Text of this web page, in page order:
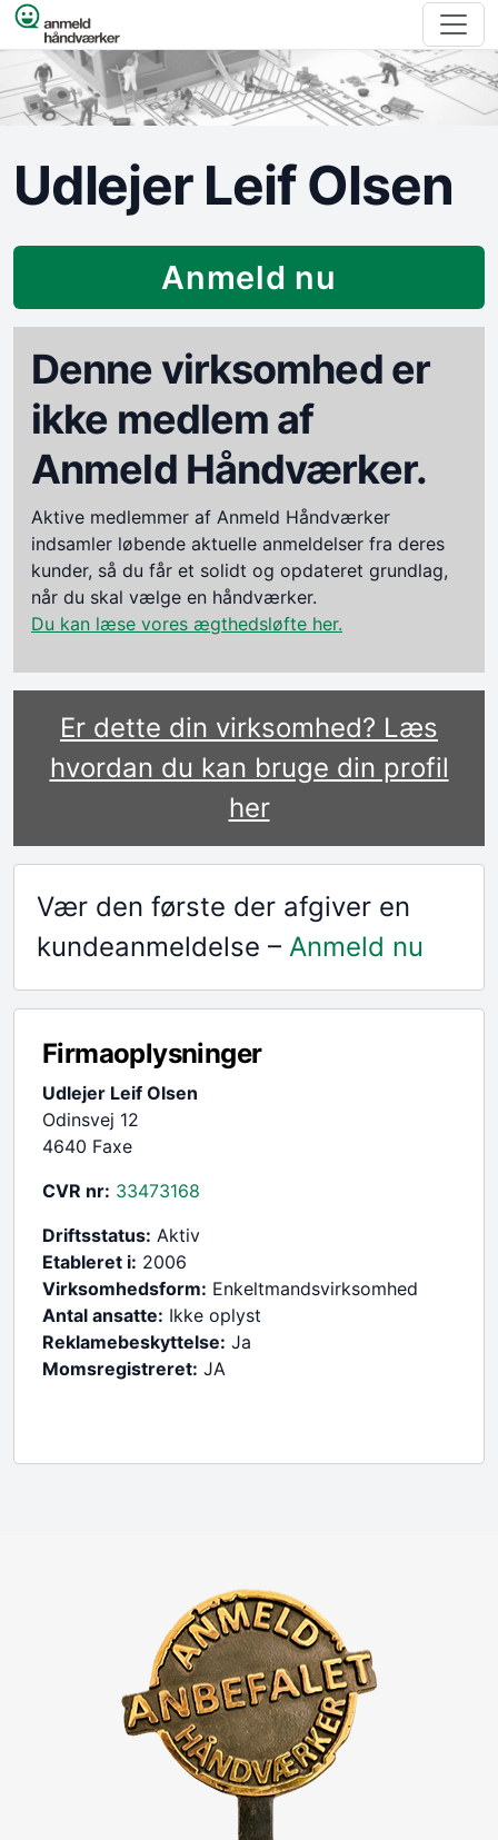
Spring til indhold
Udlejer Leif Olsen
Anmeld nu
Denne virksomhed er
ikke medlem af
Anmeld Håndværker.
Aktive medlemmer af Anmeld Håndværker
indsamler løbende aktuelle anmeldelser fra deres
kunder, så du får et solidt og opdateret grundlag,
når du skal vælge en håndværker.
Du kan læse vores ægthedsløfte her.
Er dette din virksomhed? Læs
hvordan du kan bruge din profil
her
Vær den første der afgiver en
kundeanmeldelse – Anmeld nu
Firmaoplysninger
Udlejer Leif Olsen
Odinsvej 12
4640 Faxe
CVR nr: 33473168
Driftsstatus: Aktiv
Etableret i: 2006
Virksomhedsform: Enkeltmandsvirksomhed
Antal ansatte: Ikke oplyst
Reklamebeskyttelse: Ja
Momsregistreret: JA